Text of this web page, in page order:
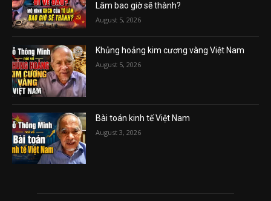
Lâm bao giờ sẽ thành?
August 5, 2026
Khủng hoảng kim cương vàng Việt Nam
August 5, 2026
Bài toán kinh tế Việt Nam
August 3, 2026